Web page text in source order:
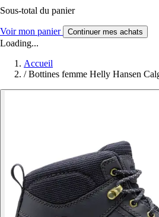
Sous-total du panier
Voir mon panier Continuer mes achats
Loading...
Accueil
/ Bottines femme Helly Hansen